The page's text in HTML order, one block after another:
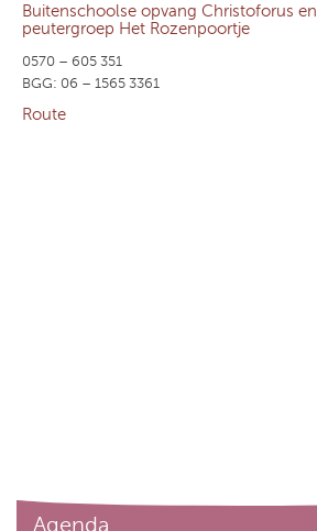
Buitenschoolse opvang Christoforus en
peutergroep Het Rozenpoortje
0570 – 605 351
BGG: 06 – 1565 3361
Route
Agenda